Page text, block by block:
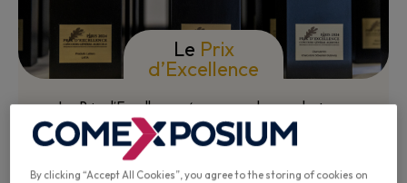
Le Prix
d’Excellence
Le Prix d’Excellence récompense les producteurs
pour leur régularité et la qualité de leurs produits
lors des trois dernières sessions du Concours
By clicking “Accept All Cookies”, you agree to the storing of cookies on